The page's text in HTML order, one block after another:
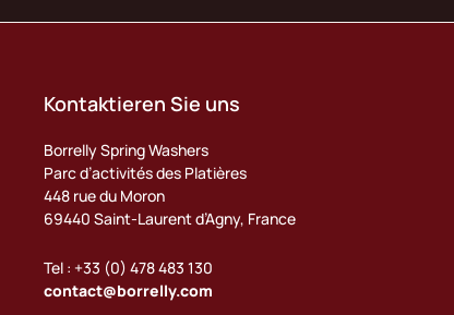
Kontaktieren Sie uns
Borrelly Spring Washers
Parc d’activités des Platières
448 rue du Moron
69440 Saint-Laurent d’Agny, France
Tel : +33 (0) 478 483 130
contact@borrelly.com